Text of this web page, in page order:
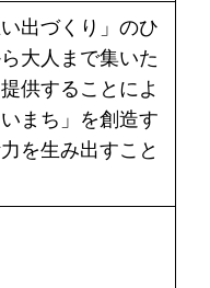
出づくり」のひ
大人まで集いた
供することによ
まち」を創造す
を生み出すこと